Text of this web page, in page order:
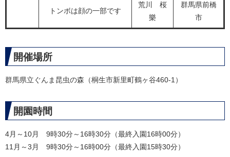
トンボは顔の一部です
荒川 桜
樂
群馬県前橋
市
開催場所
群馬県立ぐんま昆虫の森（桐生市新里町鶴ヶ谷460-1）
開園時間
4月～10月 9時30分～16時30分（最終入園16時00分）
11月～3月 9時30分～16時00分（最終入園15時30分）